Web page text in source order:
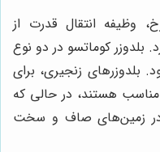
وظیفه انتقال قدرت از
بلدوزر کوماتسو در دو نوع
بلدوزرهای زنجیری، برای
مناسب هستند، در حالی که
در زمین‌های صاف و سخت